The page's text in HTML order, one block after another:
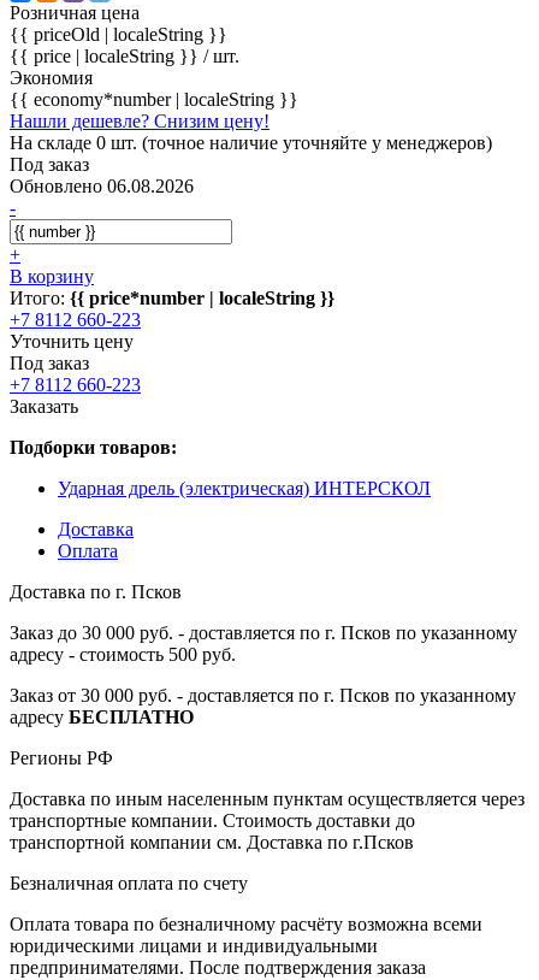
Розничная цена
{{ priceOld | localeString }}
{{ price | localeString }} / шт.
Экономия
{{ economy*number | localeString }}
Нашли дешевле? Снизим цену!
На складе 0 шт. (точное наличие уточняйте у менеджеров)
Под заказ
Обновлено 06.08.2026
-
+
В корзину
Итого: {{ price*number | localeString }}
+7 8112 660-223
Уточнить цену
Под заказ
+7 8112 660-223
Заказать
Подборки товаров:
Ударная дрель (электрическая) ИНТЕРСКОЛ
Доставка
Оплата
Доставка по г. Псков
Заказ до 30 000 руб. - доставляется по г. Псков по указанному
адресу - стоимость 500 руб.
Заказ от 30 000 руб. - доставляется по г. Псков по указанному
адресу БЕСПЛАТНО
Регионы РФ
Доставка по иным населенным пунктам осуществляется через
транспортные компании. Стоимость доставки до
транспортной компании см. Доставка по г.Псков
Безналичная оплата по счету
Оплата товара по безналичному расчёту возможна всеми
юридическими лицами и индивидуальными
предпринимателями. После подтверждения заказа